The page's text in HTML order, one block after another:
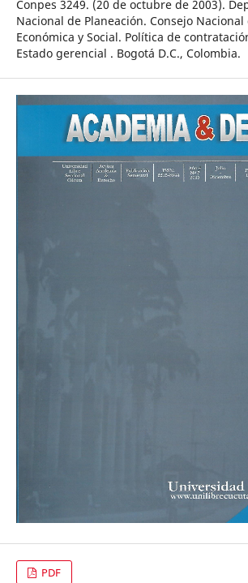
Conpes 3249. (20 de octubre de 2003).
Nacional de Planeación. Consejo Nacional
Económica y Social. Política de
Estado gerencial . Bogotá D.C., Colombia.
PDF